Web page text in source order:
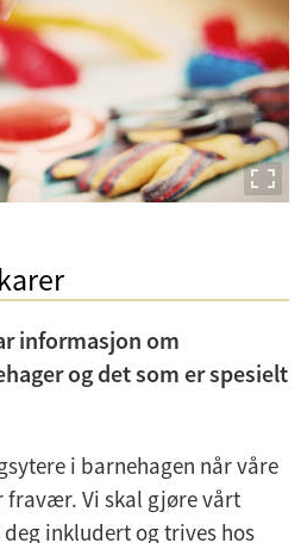
informasjon om
og det som er spesielt
i barnehagen når våre
fravær. Vi skal gjøre vårt
inkludert og trives hos